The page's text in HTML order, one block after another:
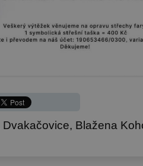
Dvakačovice, Blažena